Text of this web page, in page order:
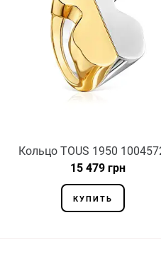
Кольцо TOUS 1950
15 479 грн
КУПИТЬ